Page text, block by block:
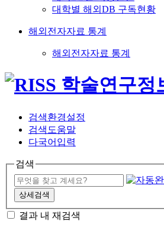
대학별 해외DB 구독현황
해외전자자료 통계
해외전자자료 통계
검색환경설정
검색도움말
다국어입력
검색
상세검색
결과 내 재검색